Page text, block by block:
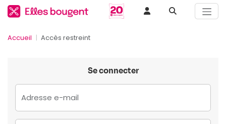
Accueil Accès restreint
Se connecter
Adresse e-mail